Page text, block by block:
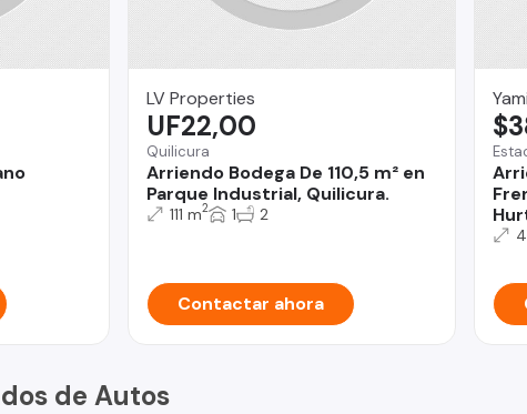
LV Properties
Quilicura
Arriendo Bodega De 110,5 m² en
Parque Industrial, Quilicura.
UF22,00
111 m2 1 2
Contactar ahora
de Autos